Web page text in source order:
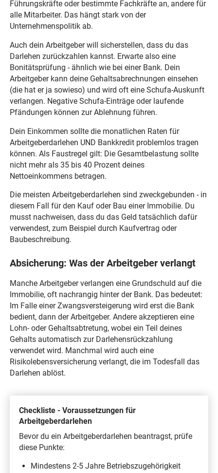
Führungskräfte oder bestimmte Fachkräfte an, andere für
alle Mitarbeiter. Das hängt stark von der
Unternehmenspolitik ab.
Auch dein Arbeitgeber will sicherstellen, dass du das
Darlehen zurückzahlen kannst. Erwarte also eine
Bonitätsprüfung - ähnlich wie bei einer Bank. Dein
Arbeitgeber kann deine Gehaltsabrechnungen einsehen
(die hat er ja sowieso) und wird oft eine Schufa-Auskunft
verlangen. Negative Schufa-Einträge oder laufende
Pfändungen können zur Ablehnung führen.
Dein Einkommen sollte die monatlichen Raten für
Arbeitgeberdarlehen UND Bankkredit problemlos tragen
können. Als Faustregel gilt: Die Gesamtbelastung sollte
nicht mehr als 35 bis 40 Prozent deines
Nettoeinkommens betragen.
Die meisten Arbeitgeberdarlehen sind zweckgebunden - in
diesem Fall für den Kauf oder Bau einer Immobilie. Du
musst nachweisen, dass du das Geld tatsächlich dafür
verwendest, zum Beispiel durch Kaufvertrag oder
Baubeschreibung.
Absicherung: Was der Arbeitgeber verlangt
Manche Arbeitgeber verlangen eine Grundschuld auf die
Immobilie, oft nachrangig hinter der Bank. Das bedeutet:
Im Falle einer Zwangsversteigerung wird erst die Bank
bedient, dann der Arbeitgeber. Andere akzeptieren eine
Lohn- oder Gehaltsabtretung, wobei ein Teil deines
Gehalts automatisch zur Darlehensrückzahlung
verwendet wird. Manchmal wird auch eine
Risikolebensversicherung verlangt, die im Todesfall das
Darlehen ablöst.
Checkliste - Voraussetzungen für
Arbeitgeberdarlehen
Bevor du ein Arbeitgeberdarlehen beantragst, prüfe
diese Punkte:
Mindestens 2-5 Jahre Betriebszugehörigkeit